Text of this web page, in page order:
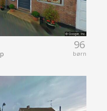
96
børn